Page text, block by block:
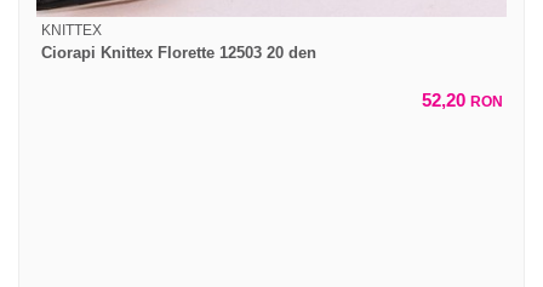
KNITTEX
Ciorapi Knittex Florette 12503 20 den
52,20 RON